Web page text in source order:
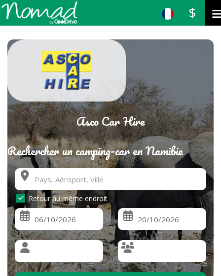
$
Asco Car Hire
Rechercher un camping-car en Namibie
Retour au même endroit